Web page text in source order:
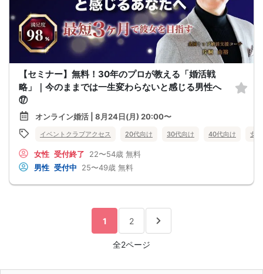
【セミナー】無料！30年のプロが教える「婚活戦
略」｜今のままでは一生変わらないと感じる男性へ
⑰
オンライン婚活 | 8月24日(月) 20:00〜
イベントクラブアクセス 20代向け 30代向け 40代向け 女
女性 受付終了 22〜54歳 無料
男性 受付中 25〜49歳 無料
1 2
全2ページ